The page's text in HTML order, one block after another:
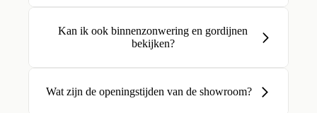
Kan ik ook binnenzonwering en gordijnen
bekijken?
Wat zijn de openingstijden van de showroom?